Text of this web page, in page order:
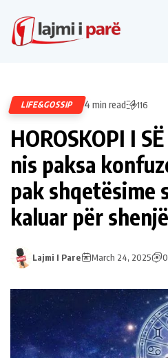
LIFE&GOSSIP 4 min read 116
HOROSKOPI I
nis paksa
pak shqetësime
kaluar për
Lajmi I Pare March 24, 2025 0